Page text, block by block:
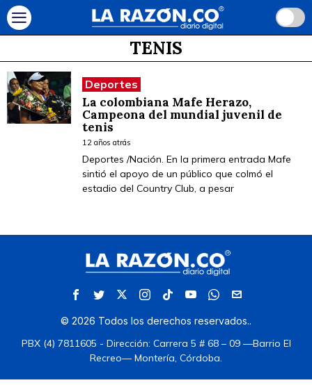
TENIS
Deportes
La colombiana Mafe Herazo,
Campeona del mundial juvenil de
tenis
12 años atrás
Deportes /Nación. En la primera entrada Mafe
sintió el apoyo de un público que colmó el
estadio del Country Club, a pesar
© 2026 Todos los derechos reservados..
PBX (4) 7811605 - Dirección: Carrera 5 # 68 – 09 —Barrio El
Recreo— Montería, Córdoba.